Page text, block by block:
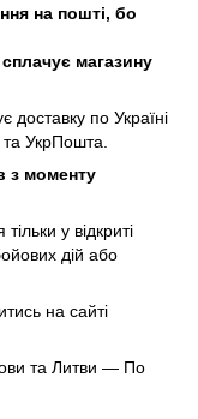
на пошті, бо
магазину
доставку по Україні
УкрПошта.
з моменту
у відкриті
дій або
на сайті
та Литви — По